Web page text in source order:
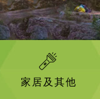
家居及其他